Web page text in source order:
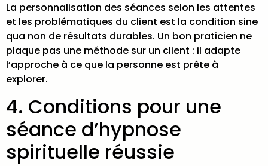
La personnalisation des séances selon les attentes
et les problématiques du client est la condition sine
qua non de résultats durables. Un bon praticien ne
plaque pas une méthode sur un client : il adapte
l’approche à ce que la personne est prête à
explorer.
4. Conditions pour une
séance d’hypnose
spirituelle réussie